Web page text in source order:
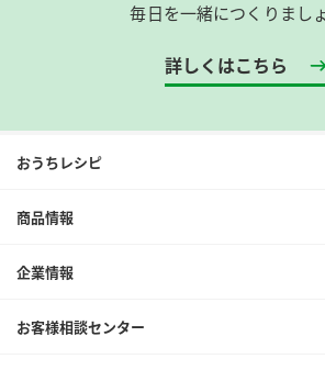
毎日を一緒につくりましょ
詳しくはこちら
おうちレシピ
商品情報
企業情報
お客様相談センター